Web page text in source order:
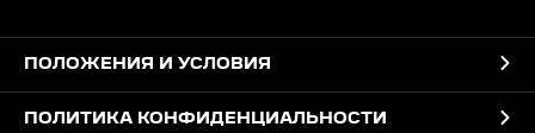
ПОЛОЖЕНИЯ И УСЛОВИЯ
ПОЛИТИКА КОНФИДЕНЦИАЛЬНОСТИ